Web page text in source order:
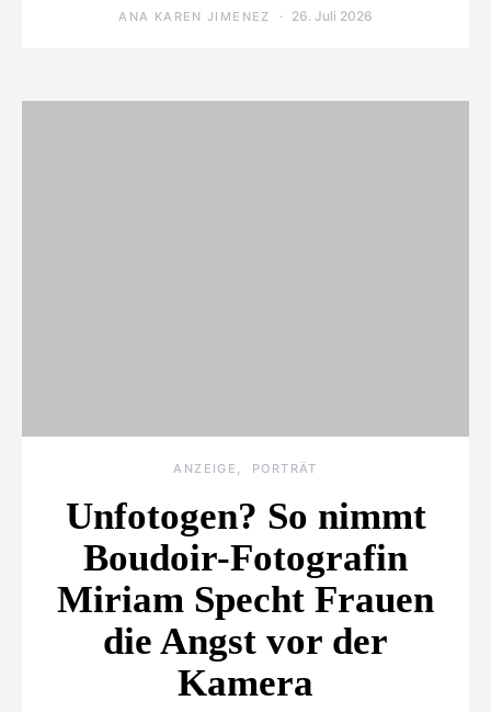
ANA KAREN JIMENEZ 26. Juli 2026
ANZEIGE PORTRÄT
Unfotogen? So nimmt
Boudoir-Fotografin
Miriam Specht Frauen
die Angst vor der
Kamera